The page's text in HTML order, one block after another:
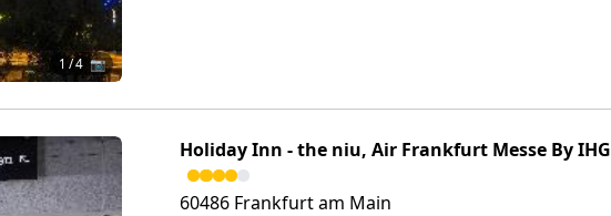
1 / 4 📷
Holiday Inn - the niu, Air Frankfurt Messe By IHG
60486 Frankfurt am Main